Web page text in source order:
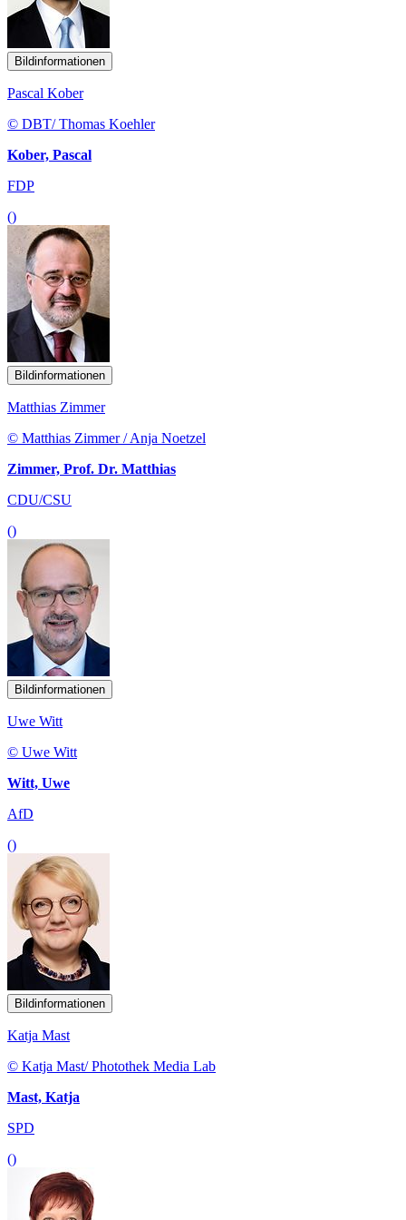
Bildinformationen
Pascal Kober
© DBT/ Thomas Koehler
Kober, Pascal
FDP
()
Bildinformationen
Matthias Zimmer
© Matthias Zimmer / Anja Noetzel
Zimmer, Prof. Dr. Matthias
CDU/CSU
()
Bildinformationen
Uwe Witt
© Uwe Witt
Witt, Uwe
AfD
()
Bildinformationen
Katja Mast
© Katja Mast/ Photothek Media Lab
Mast, Katja
SPD
()